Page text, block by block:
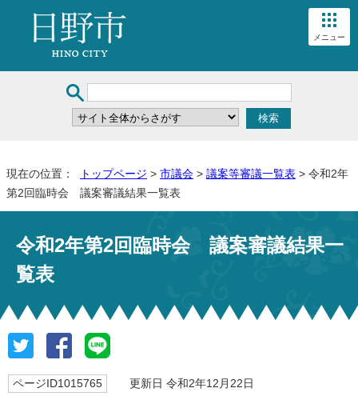
メニュー
現在の位置： トップページ > 市議会 > 議案等審議一覧表 > 令和2年
第2回臨時会 議案審議結果一覧表
令和2年第2回臨時会 議案審議結果一
覧表
ページID1015765 更新日 令和2年12月22日